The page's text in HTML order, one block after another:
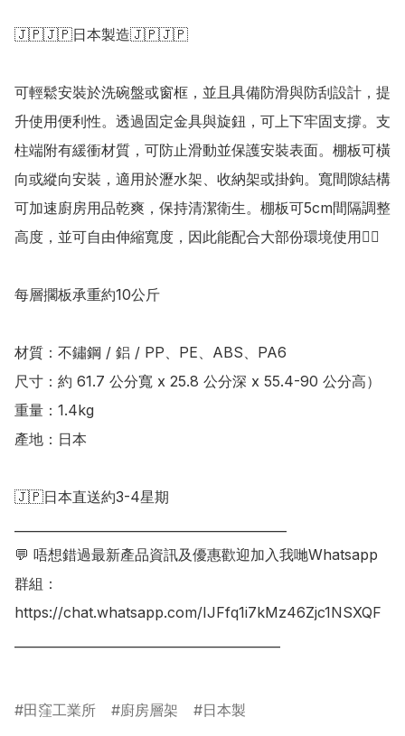
🇯🇵🇯🇵日本製造🇯🇵🇯🇵
可輕鬆安裝於洗碗盤或窗框，並且具備防滑與防刮設計，提
升使用便利性。透過固定金具與旋鈕，可上下牢固支撐。支
柱端附有緩衝材質，可防止滑動並保護安裝表面。棚板可橫
向或縱向安裝，適用於瀝水架、收納架或掛鉤。寬間隙結構
可加速廚房用品乾爽，保持清潔衛生。棚板可5cm間隔調整
高度，並可自由伸縮寬度，因此能配合大部份環境使用👍🏻
每層擱板承重約10公斤
材質：不鏽鋼 / 鋁 / PP、PE、ABS、PA6
尺寸：約 61.7 公分寬 x 25.8 公分深 x 55.4-90 公分高）
重量：1.4kg
產地：日本
🇯🇵日本直送約3-4星期
💬 唔想錯過最新產品資訊及優惠歡迎加入我哋Whatsapp
群組：
https://chat.whatsapp.com/IJFfq1i7kMz46Zjc1NSXQF
田窪工業所 廚房層架 日本製